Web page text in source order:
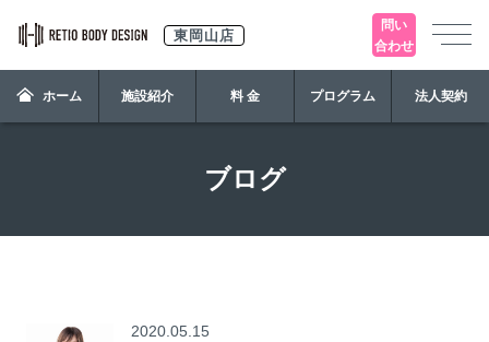
東岡山店
問い
合わせ
ホーム 施設紹介 料 金 プログラム 法人契約
ブログ
2020.05.15